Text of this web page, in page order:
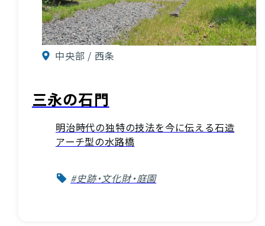
中央部 / 西条
三永の石門
明治時代の独特の技法を今に伝える石造
アーチ型の水路橋
#史跡・文化財・庭園